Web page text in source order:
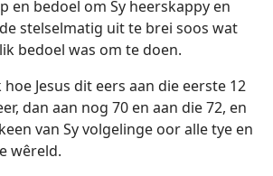
en bedoel om Sy heerskappy en
stelselmatig uit te brei soos wat
bedoel was om te doen.
Jesus dit eers aan die eerste 12
dan aan nog 70 en aan die 72, en
van Sy volgelinge oor alle tye en
wêreld.